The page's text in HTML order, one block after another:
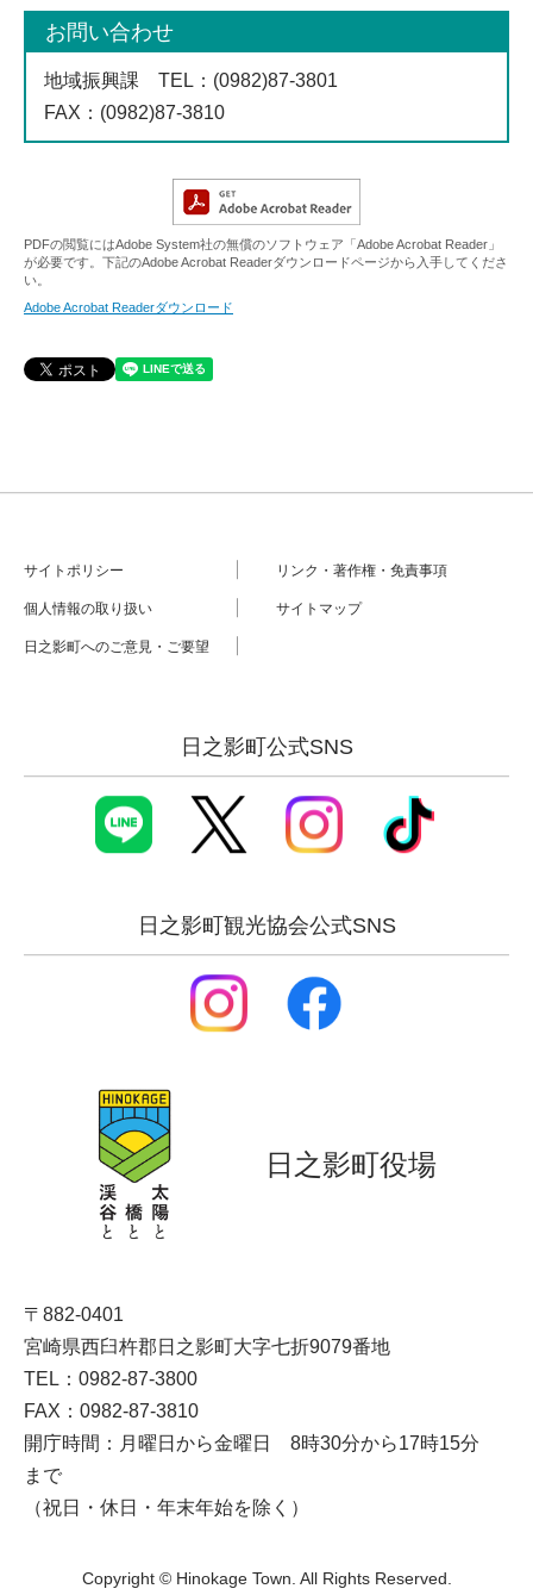
お問い合わせ
地域振興課 TEL ：(0982)87-3801
FAX ：(0982)87-3810
PDFの閲覧にはAdobe System社の無償のソフトウェア「Adobe Acrobat Reader」
が必要です。下記のAdobe Acrobat Readerダウンロードページから入手してくださ
い。
Adobe Acrobat Readerダウンロード
サイトポリシー リンク・著作権・免責事項
個人情報の取り扱い サイトマップ
日之影町へのご意見・ご要望
日之影町公式SNS
日之影町観光協会公式SNS
日之影町役場
〒882-0401
宮崎県西臼杵郡日之影町大字七折9079番地
TEL：0982-87-3800
FAX：0982-87-3810
開庁時間：月曜日から金曜日 8時30分から17時15分
まで
（祝日・休日・年末年始を除く）
Copyright © Hinokage Town. All Rights Reserved.